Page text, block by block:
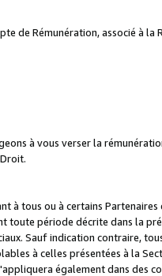
de Rémunération, associé à la
à vous verser la
à tous ou à certains Partenaires
toute période décrite dans la
Sauf indication contraire,
à celles présentées à la
également dans des